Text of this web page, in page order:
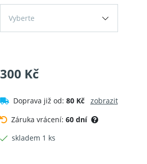
Vyberte
300 Kč
Doprava již od: 80 Kč
zobrazit
Záruka vrácení: 60 dní
skladem 1 ks